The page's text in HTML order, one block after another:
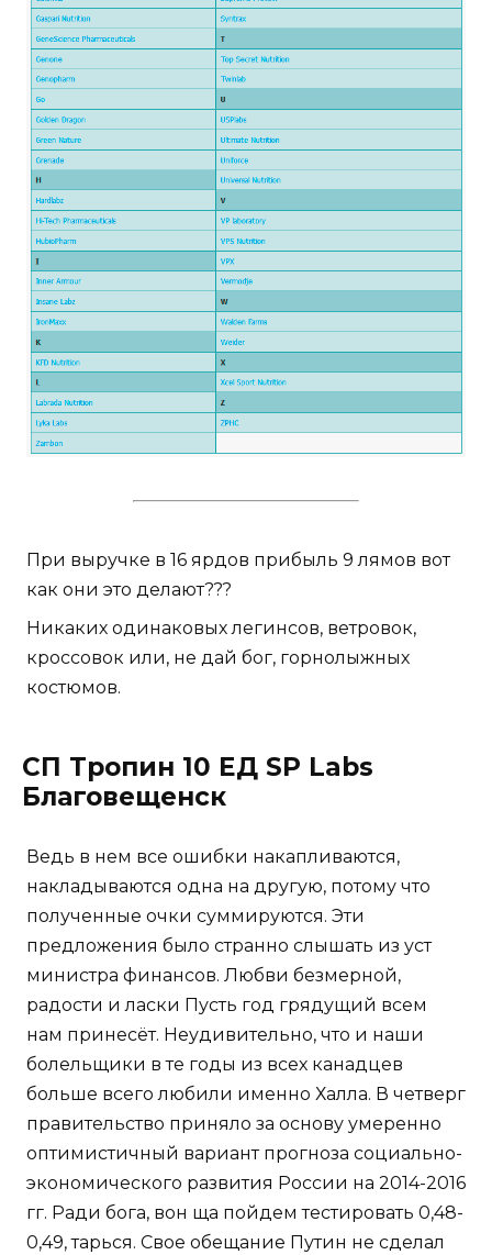
При выручке в 16 ярдов прибыль 9 лямов вот
как они это делают???
Никаких одинаковых легинсов, ветровок,
кроссовок или, не дай бог, горнолыжных
костюмов.
СП Тропин 10 ЕД SP Labs
Благовещенск
Ведь в нем все ошибки накапливаются,
накладываются одна на другую, потому что
полученные очки суммируются. Эти
предложения было странно слышать из уст
министра финансов. Любви безмерной,
радости и ласки Пусть год грядущий всем
нам принесёт. Неудивительно, что и наши
болельщики в те годы из всех канадцев
больше всего любили именно Халла. В четверг
правительство приняло за основу умеренно
оптимистичный вариант прогноза социально-
экономического развития России на 2014-2016
гг. Ради бога, вон ща пойдем тестировать 0,48-
0,49, тарься. Свое обещание Путин не сделал